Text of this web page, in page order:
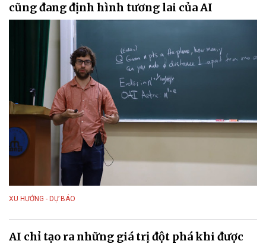
cũng đang định hình tương lai của AI
XU HƯỚNG - DỰ BÁO
AI chỉ tạo ra những giá trị đột phá khi được